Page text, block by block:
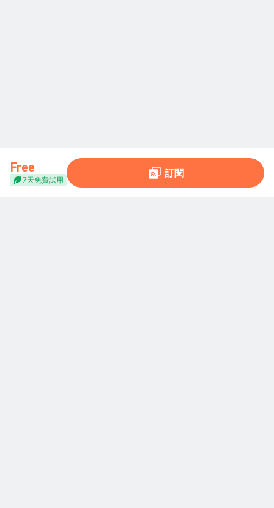
Free
7天免費試用
訂閱